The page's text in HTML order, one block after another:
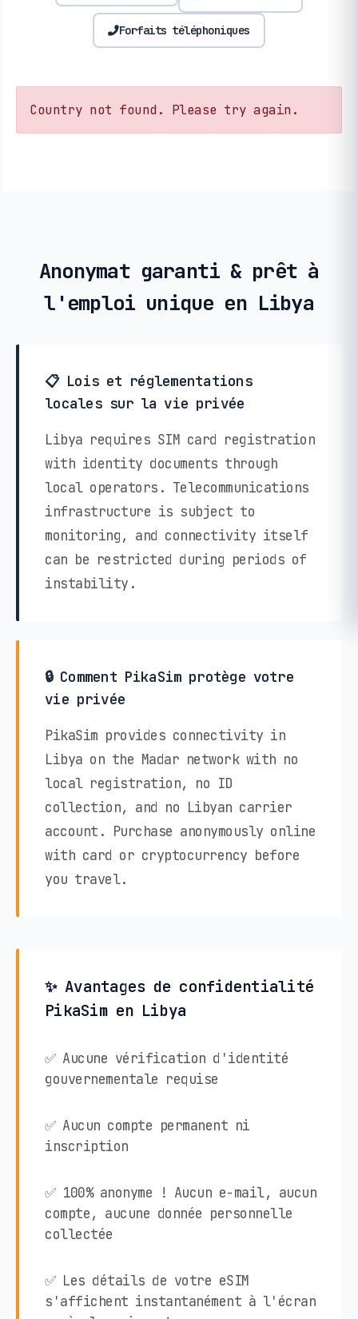
Forfaits téléphoniques
Country not found. Please try again.
Anonymat garanti & prêt à
l'emploi unique en Libya
📋 Lois et réglementations
locales sur la vie privée
Libya requires SIM card registration
with identity documents through
local operators. Telecommunications
infrastructure is subject to
monitoring, and connectivity itself
can be restricted during periods of
instability.
🔒 Comment PikaSim protège votre
vie privée
PikaSim provides connectivity in
Libya on the Madar network with no
local registration, no ID
collection, and no Libyan carrier
account. Purchase anonymously online
with card or cryptocurrency before
you travel.
✨ Avantages de confidentialité
PikaSim en Libya
✅ Aucune vérification d'identité
gouvernementale requise
✅ Aucun compte permanent ni
inscription
✅ 100% anonyme ! Aucun e-mail, aucun
compte, aucune donnée personnelle
collectée
✅ Les détails de votre eSIM
s'affichent instantanément à l'écran